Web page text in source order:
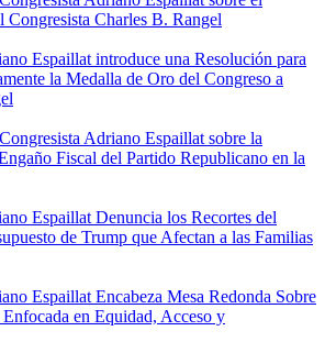
Congresista Charles B. Rangel
Espaillat introduce una Resolución para
la Medalla de Oro del Congreso a
Adriano Espaillat sobre la
Fiscal del Partido Republicano en la
Espaillat Denuncia los Recortes del
de Trump que Afectan a las Familias
Espaillat Encabeza Mesa Redonda Sobre
en Equidad, Acceso y